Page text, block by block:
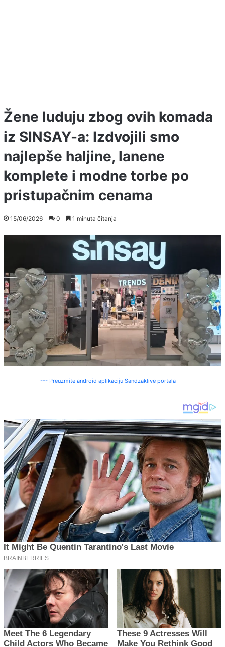
Žene luduju zbog ovih komada
iz SINSAY-a: Izdvojili smo
najlepše haljine, lanene
komplete i modne torbe po
pristupačnim cenama
15/06/2026 0 1 minuta čitanja
--- Preuzmite android aplikaciju Sandzaklive portala ---